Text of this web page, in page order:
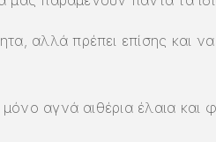
αλλά πρέπει επίσης και
αγνά αιθέρια έλαια και